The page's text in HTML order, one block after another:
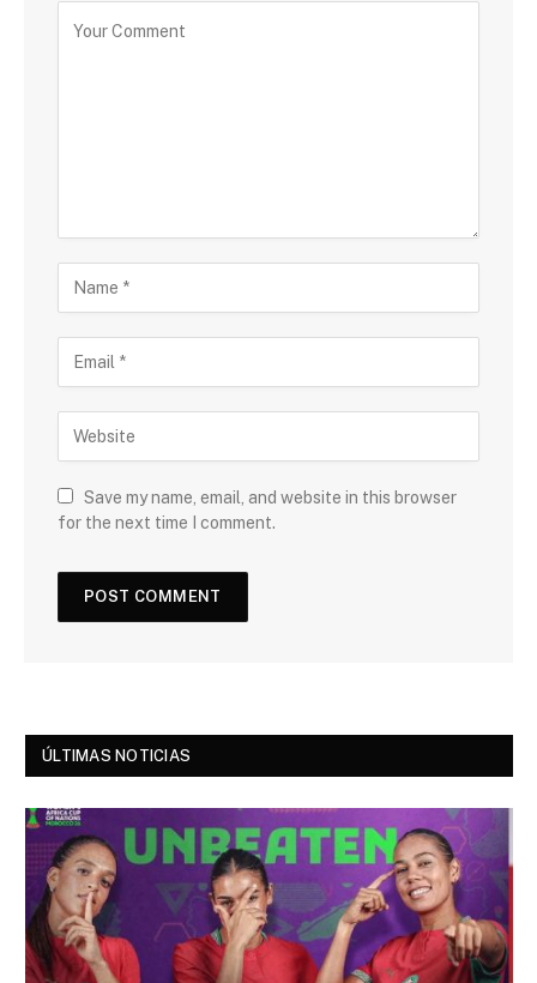
Save my name, email, and website in this browser
for the next time I comment.
ÚLTIMAS NOTICIAS